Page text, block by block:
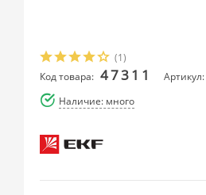
(1)
Код товара: 47311
Наличие: много